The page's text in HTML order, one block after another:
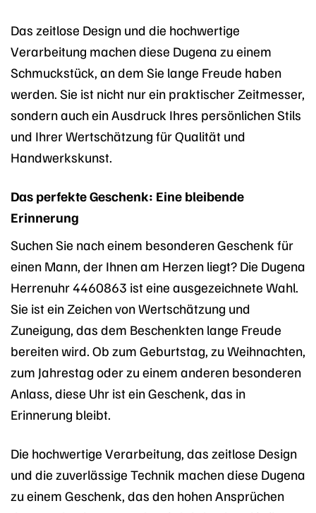
Das zeitlose Design und die hochwertige
Verarbeitung machen diese Dugena zu einem
Schmuckstück, an dem Sie lange Freude haben
werden. Sie ist nicht nur ein praktischer Zeitmesser,
sondern auch ein Ausdruck Ihres persönlichen Stils
und Ihrer Wertschätzung für Qualität und
Handwerkskunst.
Das perfekte Geschenk: Eine bleibende
Erinnerung
Suchen Sie nach einem besonderen Geschenk für
einen Mann, der Ihnen am Herzen liegt? Die Dugena
Herrenuhr 4460863 ist eine ausgezeichnete Wahl.
Sie ist ein Zeichen von Wertschätzung und
Zuneigung, das dem Beschenkten lange Freude
bereiten wird. Ob zum Geburtstag, zu Weihnachten,
zum Jahrestag oder zu einem anderen besonderen
Anlass, diese Uhr ist ein Geschenk, das in
Erinnerung bleibt.
Die hochwertige Verarbeitung, das zeitlose Design
und die zuverlässige Technik machen diese Dugena
zu einem Geschenk, das den hohen Ansprüchen